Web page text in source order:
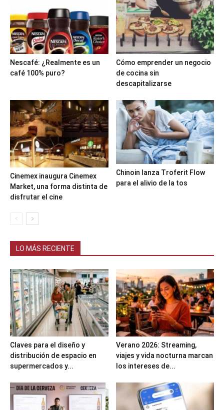
Nescafé: ¿Realmente es un
café 100% puro?
Cómo emprender un negocio
de cocina sin
descapitalizarse
Cinemex inaugura Cinemex
Market, una forma distinta de
disfrutar el cine
Chinoin lanza Troferit Flow
para el alivio de la tos
LO MÁS RECIENTE
Claves para el diseño y
distribución de espacio en
supermercados y...
Verano 2026: Streaming,
viajes y vida nocturna marcan
los intereses de...